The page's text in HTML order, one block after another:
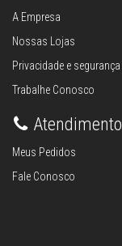
A Empresa
Nossas Lojas
Privacidade e segurança
Trabalhe Conosco
Atendimento
Meus Pedidos
Fale Conosco